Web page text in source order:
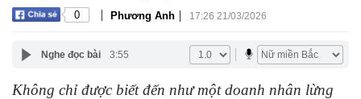
0 | Phương Anh | 17:26 21/03/2026
Nghe đọc bài 3:55
Không chỉ được biết đến như một doanh nhân lừng